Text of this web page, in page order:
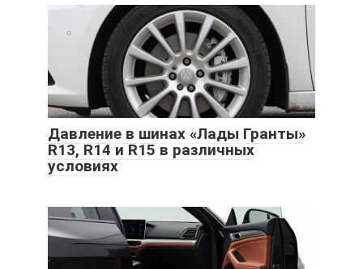
Давление в шинах «Лады Гранты»
R13, R14 и R15 в различных
условиях